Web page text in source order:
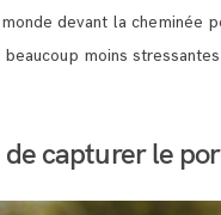
devant la
moins
capturer le